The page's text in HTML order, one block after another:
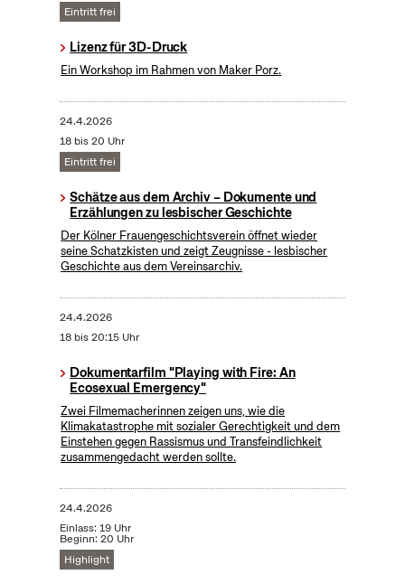
Eintritt frei
Lizenz für 3D-Druck
Ein Workshop im Rahmen von Maker Porz.
24.4.2026
18 bis 20 Uhr
Eintritt frei
Schätze aus dem Archiv – Dokumente und
Erzählungen zu lesbischer Geschichte
Der Kölner Frauengeschichtsverein öffnet wieder
seine Schatzkisten und zeigt Zeugnisse - lesbischer
Geschichte aus dem Vereinsarchiv.
24.4.2026
18 bis 20:15 Uhr
Dokumentarfilm "Playing with Fire: An
Ecosexual Emergency"
Zwei Filmemacherinnen zeigen uns, wie die
Klimakatastrophe mit sozialer Gerechtigkeit und dem
Einstehen gegen Rassismus und Transfeindlichkeit
zusammengedacht werden sollte.
24.4.2026
Einlass: 19 Uhr
Beginn: 20 Uhr
Highlight